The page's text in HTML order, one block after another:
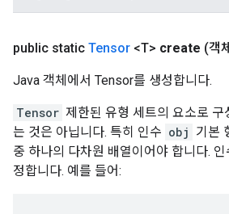
public static Tensor <T> create (객
Java 객체에서 Tensor를 생성합니다.
Tensor 제한된 유형 세트의 요소로
는 것은 아닙니다. 특히 인수 obj 기본
중 하나의 다차원 배열이어야 합니다. 인
정합니다. 예를 들어: